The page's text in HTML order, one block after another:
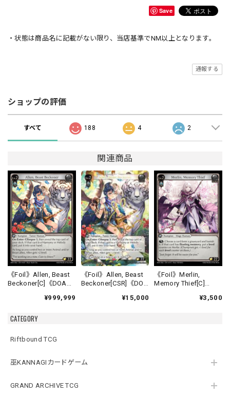
CATEGORY
Riftbound TCG
巫KANNAGIカードゲーム
GRAND ARCHIVE TCG
Save
・状態は商品名に記載がない限り、当店基準でNM以上となります。
通報する
ショップの評価
すべて 188 4 2
関連商品
《Foil》Allen, Beast
Beckoner[C]《DOA
¥999,999
《Foil》Allen, Beast
Beckoner[CSR]《DOA
¥15,000
《Foil》Merlin,
Memory Thief[C]
¥3,500